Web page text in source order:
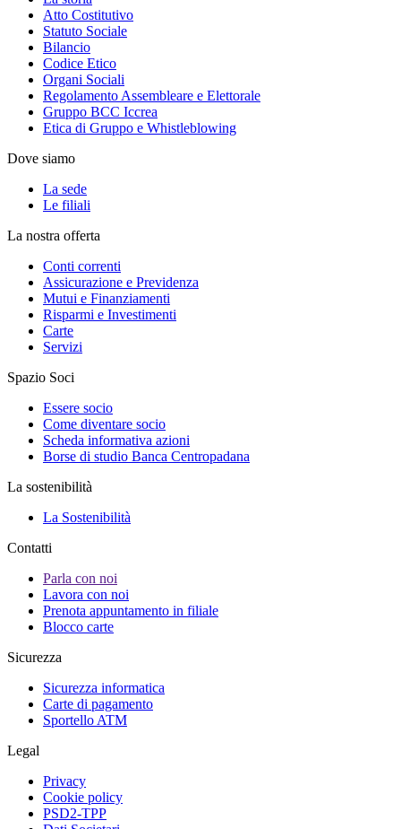
Atto Costitutivo
Statuto Sociale
Bilancio
Codice Etico
Organi Sociali
Regolamento Assembleare e Elettorale
Gruppo BCC Iccrea
Etica di Gruppo e Whistleblowing
Dove siamo
La sede
Le filiali
La nostra offerta
Conti correnti
Assicurazione e Previdenza
Mutui e Finanziamenti
Risparmi e Investimenti
Carte
Servizi
Spazio Soci
Essere socio
Come diventare socio
Scheda informativa azioni
Borse di studio Banca Centropadana
La sostenibilità
La Sostenibilità
Contatti
Parla con noi
Lavora con noi
Prenota appuntamento in filiale
Blocco carte
Sicurezza
Sicurezza informatica
Carte di pagamento
Sportello ATM
Legal
Privacy
Cookie policy
PSD2-TPP